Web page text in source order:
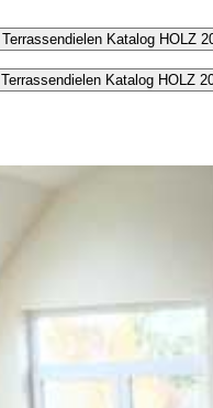
Terrassendielen Katalog HOLZ
Terrassendielen Katalog HOLZ